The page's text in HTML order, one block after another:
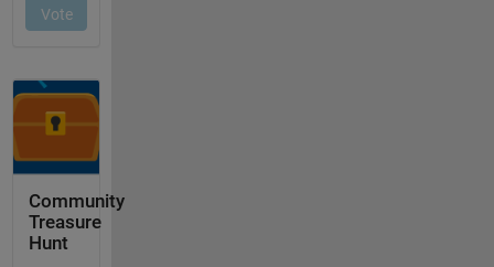
Community
Treasure
Hunt